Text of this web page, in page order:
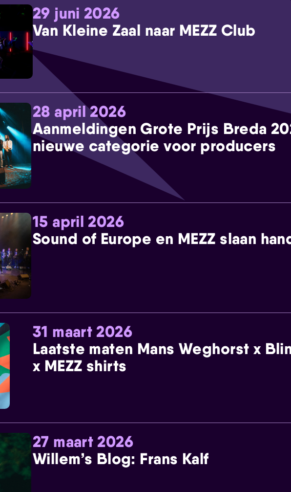
29 juni 2026
Van Kleine Zaal naar MEZZ Club
28 april 2026
Aanmeldingen Grote Prijs Breda
nieuwe categorie voor producers
15 april 2026
Sound of Europe en MEZZ slaan
31 maart 2026
Laatste maten Mans Weghorst x
x MEZZ shirts
27 maart 2026
Willem’s Blog: Frans Kalf